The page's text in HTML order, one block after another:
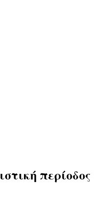
περίοδος